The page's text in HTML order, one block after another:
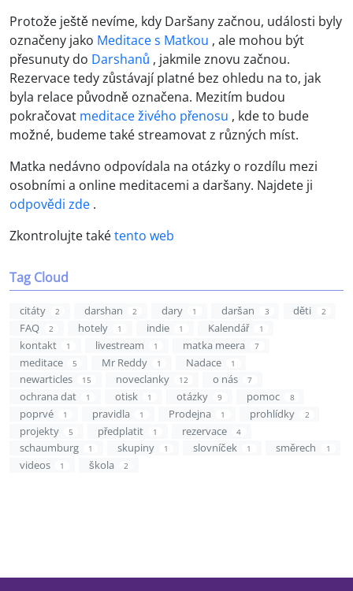
Protože ještě nevíme, kdy Daršany začnou, události byly
označeny jako Meditace s Matkou , ale mohou být
přesunuty do Darshanů , jakmile znovu začnou.
Rezervace tedy zůstávají platné bez ohledu na to, jak
byla relace původně označena. Mezitím budou
pokračovat meditace živého přenosu , kde to bude
možné, budeme také streamovat z různých míst.
Matka nedávno odpovídala na otázky o rozdílu mezi
osobními a online meditacemi a daršany. Najdete ji
odpovědi zde .
Zkontrolujte takétento web
Tag Cloud
citáty 2 darshan 2 dary 1 daršan 3 děti 2
FAQ 2 hotely 1 indie 1 Kalendář 1
kontakt 1 livestream 1 matka meera 7
meditace 5 Mr Reddy 1 Nadace 1
newarticles 15 noveclanky 12 o nás 7
ochrana dat 1 otisk 1 otázky 9 pomoc 8
poprvé 1 pravidla 1 Prodejna 1 prohlídky 2
projekty 5 předplatit 1 rezervace 4
schaumburg 1 skupiny 1 slovníček 1 směrech 1
videos 1 škola 2